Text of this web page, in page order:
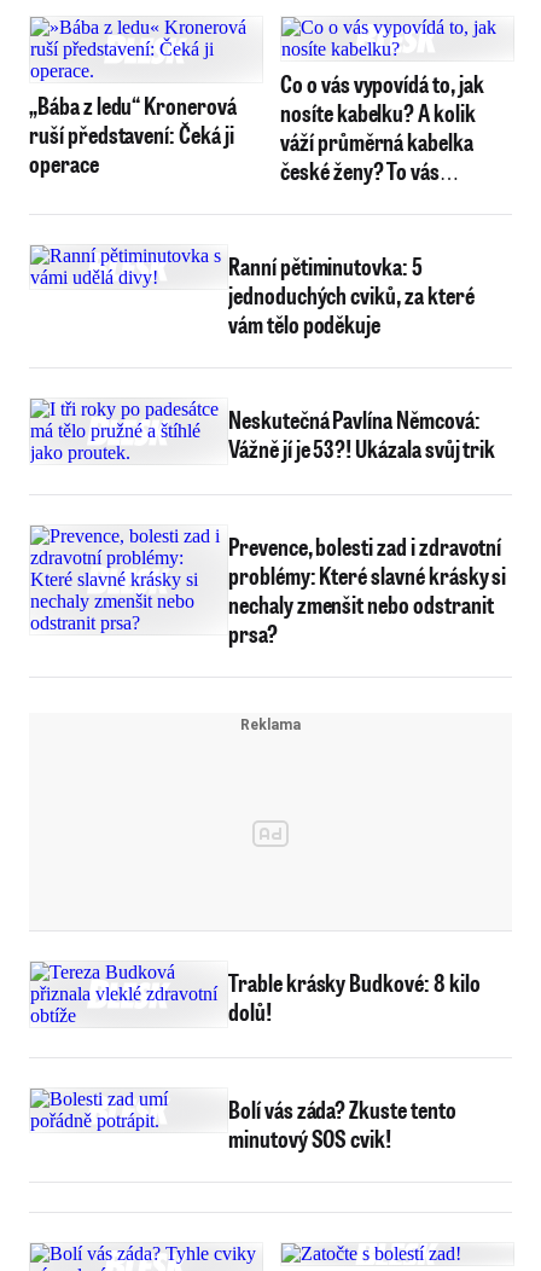
„Bába z ledu“ Kronerová
ruší představení: Čeká ji
operace
Co o vás vypovídá to, jak
nosíte kabelku? A kolik
váží průměrná kabelka
české ženy? To vás
Ranní pětiminutovka: 5
jednoduchých cviků, za které
vám tělo poděkuje
Neskutečná Pavlína Němcová:
Vážně jí je 53?! Ukázala svůj trik
Prevence, bolesti zad i zdravotní
problémy: Které slavné krásky si
nechaly zmenšit nebo odstranit
prsa?
Trable krásky Budkové: 8 kilo
dolů!
Bolí vás záda? Zkuste tento
minutový SOS cvik!